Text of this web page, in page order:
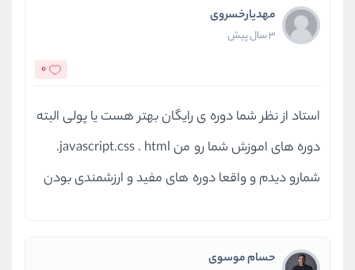
مهدیارخسروی
3 سال پیش
0
استاد از نظر شما دوره ی رایگان بهتر هست یا پولی البته
دوره های اموزش شما رو من javascript.css . html.
شمارو دیدم و واقعا دوره های مفید و ارزشمندی بودن
حسام موسوی